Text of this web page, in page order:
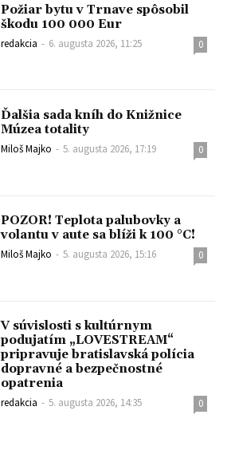
Požiar bytu v Trnave spôsobil
škodu 100 000 Eur
redakcia - 6. augusta 2026, 11:25 0
Ďalšia sada kníh do Knižnice
Múzea totality
Miloš Majko - 5. augusta 2026, 17:19 0
POZOR! Teplota palubovky a
volantu v aute sa blíži k 100 °C!
Miloš Majko - 5. augusta 2026, 15:16 0
V súvislosti s kultúrnym
podujatím „LOVESTREAM“
pripravuje bratislavská polícia
dopravné a bezpečnostné
opatrenia
redakcia - 5. augusta 2026, 14:35 0